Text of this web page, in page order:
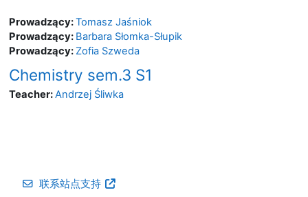
Prowadzący:Tomasz Jaśniok
Prowadzący: Barbara Słomka-Słupik
Prowadzący: Zofia Szweda
Chemistry sem.3 S1
Teacher:Andrzej Śliwka
联系站点支持